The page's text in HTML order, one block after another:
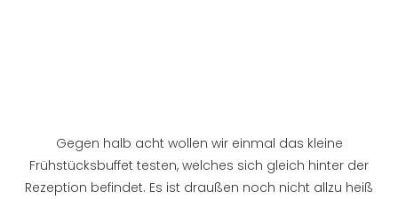
Gegen halb acht wollen wir einmal das kleine
Frühstücksbuffet testen, welches sich gleich hinter der
Rezeption befindet. Es ist draußen noch nicht allzu heiß